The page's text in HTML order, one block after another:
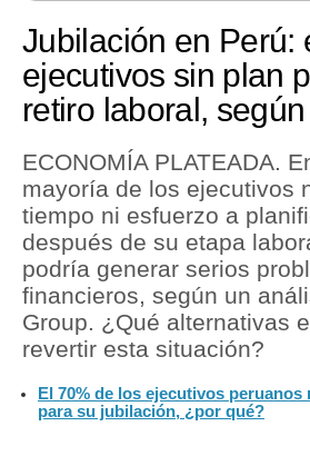
Jubilación en Perú:
ejecutivos sin plan
retiro laboral,
ECONOMÍA PLATEADA.
mayoría de los ejecutivos
tiempo ni esfuerzo a
después de su etapa
podría generar serios
financieros, según un
Group. ¿Qué alternativas
revertir esta situación?
El 70% de los ejecutivos
para su jubilación, ¿por qué?